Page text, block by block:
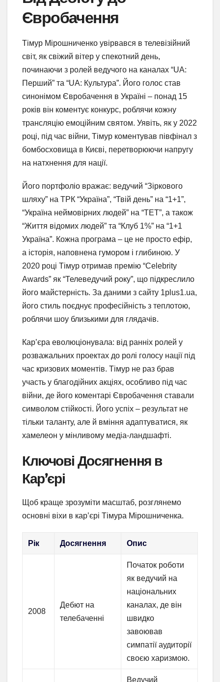
Євробачення
Тімур Мірошниченко увірвався в телевізійний
світ, як свіжий вітер у спекотний день,
починаючи з ролей ведучого на каналах “UA:
Перший” та “UA: Культура”. Його голос став
синонімом Євробачення в Україні – понад 15
років він коментує конкурс, роблячи кожну
трансляцію емоційним святом. Уявіть, як у 2022
році, під час війни, Тімур коментував півфінал з
бомбосховища в Києві, перетворюючи напругу
на натхнення для нації.
Його портфоліо вражає: ведучий “Зіркового
шляху” на ТРК “Україна”, “Твій день” на “1+1”,
“Україна неймовірних людей” на “ТЕТ”, а також
“Життя відомих людей” та “Клуб 1%” на “1+1
Україна”. Кожна програма – це не просто ефір,
а історія, наповнена гумором і глибиною. У
2020 році Тімур отримав премію “Celebrity
Awards” як “Телеведучий року”, що підкреслило
його майстерність. За даними з сайту 1plus1.ua,
його стиль поєднує професійність з теплотою,
роблячи шоу близькими для глядачів.
Кар’єра еволюціонувала: від ранніх ролей у
розважальних проектах до ролі голосу нації під
час кризових моментів. Тімур не раз брав
участь у благодійних акціях, особливо під час
війни, де його коментарі Євробачення ставали
символом стійкості. Його успіх – результат не
тільки таланту, але й вміння адаптуватися, як
хамелеон у мінливому медіа-ландшафті.
Ключові Досягнення в
Кар’єрі
Щоб краще зрозуміти масштаб, розглянемо
основні віхи в кар’єрі Тімура Мірошниченка.
Рік Досягнення Опис
2008
Дебют на
телебаченні
Початок роботи
як ведучий на
національних
каналах, де він
швидко
завоював
симпатії аудиторії
своєю харизмою.
Ведучий